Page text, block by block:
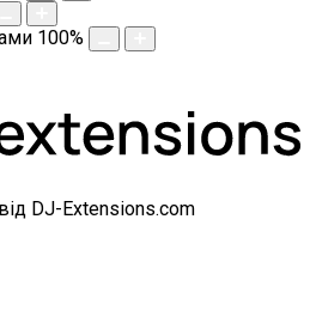
100%
від DJ-Extensions.com